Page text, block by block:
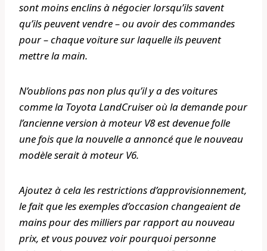
sont moins enclins à négocier lorsqu’ils savent
qu’ils peuvent vendre – ou avoir des commandes
pour – chaque voiture sur laquelle ils peuvent
mettre la main.
N’oublions pas non plus qu’il y a des voitures
comme la Toyota LandCruiser où la demande pour
l’ancienne version à moteur V8 est devenue folle
une fois que la nouvelle a annoncé que le nouveau
modèle serait à moteur V6.
Ajoutez à cela les restrictions d’approvisionnement,
le fait que les exemples d’occasion changeaient de
mains pour des milliers par rapport au nouveau
prix, et vous pouvez voir pourquoi personne